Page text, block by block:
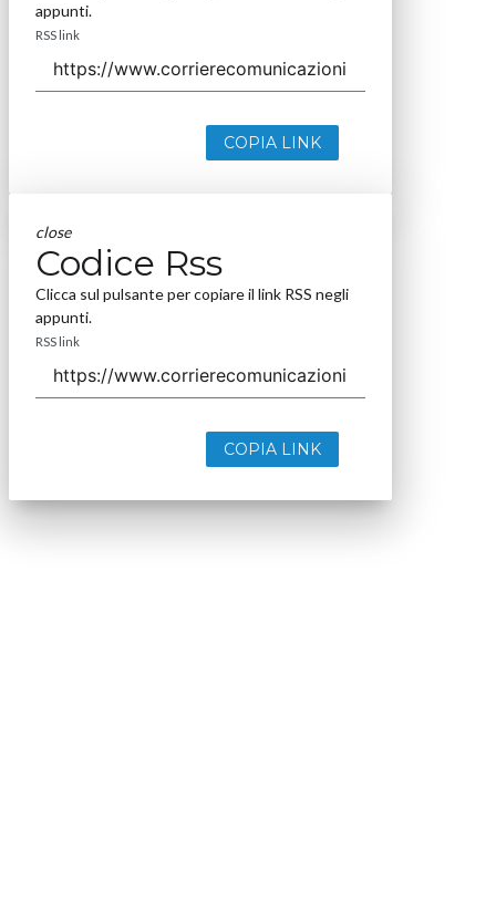
appunti.
RSS link
COPIA LINK
close
Codice Rss
Clicca sul pulsante per copiare il link RSS negli
appunti.
RSS link
COPIA LINK